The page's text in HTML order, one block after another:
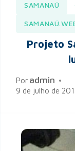
SAMANAÚ ·
Projeto
Por admin
9 de julho de